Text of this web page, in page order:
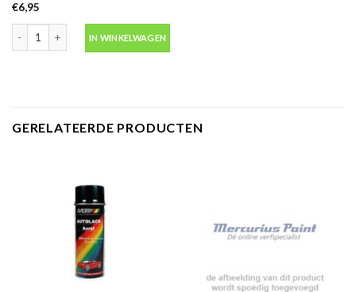
€6,95
Ontvetter M600 in blik 500ml -Motip 000186 aantal
IN WINKELWAGEN
GERELATEERDE PRODUCTEN